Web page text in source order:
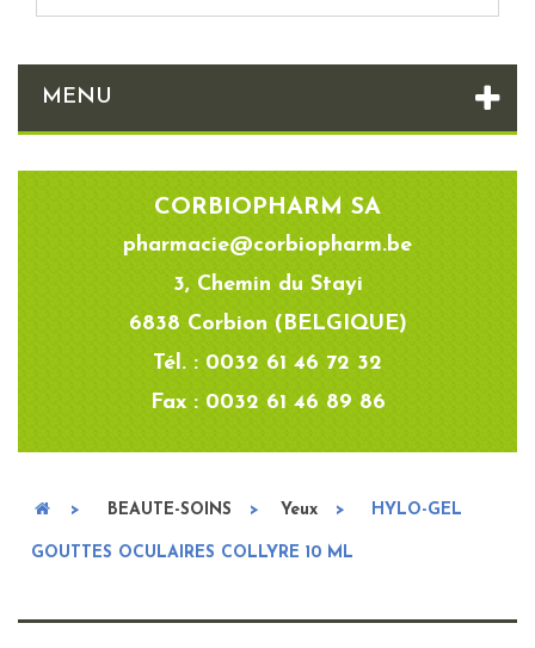
MENU
CORBIOPHARM SA
pharmacie@corbiopharm.be
3, Chemin du Stayi
6838 Corbion (BELGIQUE)
Tél. : 0032 61 46 72 32
Fax : 0032 61 46 89 86
> BEAUTE-SOINS > Yeux > HYLO-GEL
GOUTTES OCULAIRES COLLYRE 10 ML